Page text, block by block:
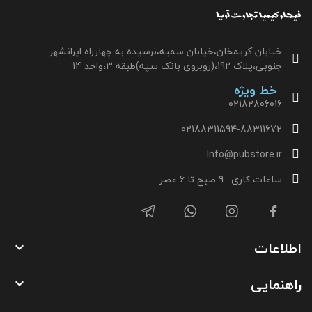
خیابان کریمخان،خیابان سمیه،نرسیده به چهارراه ایرانشهر
جنوبی،پلاک 192،(روبروی بانک سپه)طبقه 3،واحد 14
خط ویژه
02182806016
02188311594-88311672
Info@pubstore.ir
ساعات کاری : 9 صبح تا 6 عصر
اطلاعات 
راهنمایی 